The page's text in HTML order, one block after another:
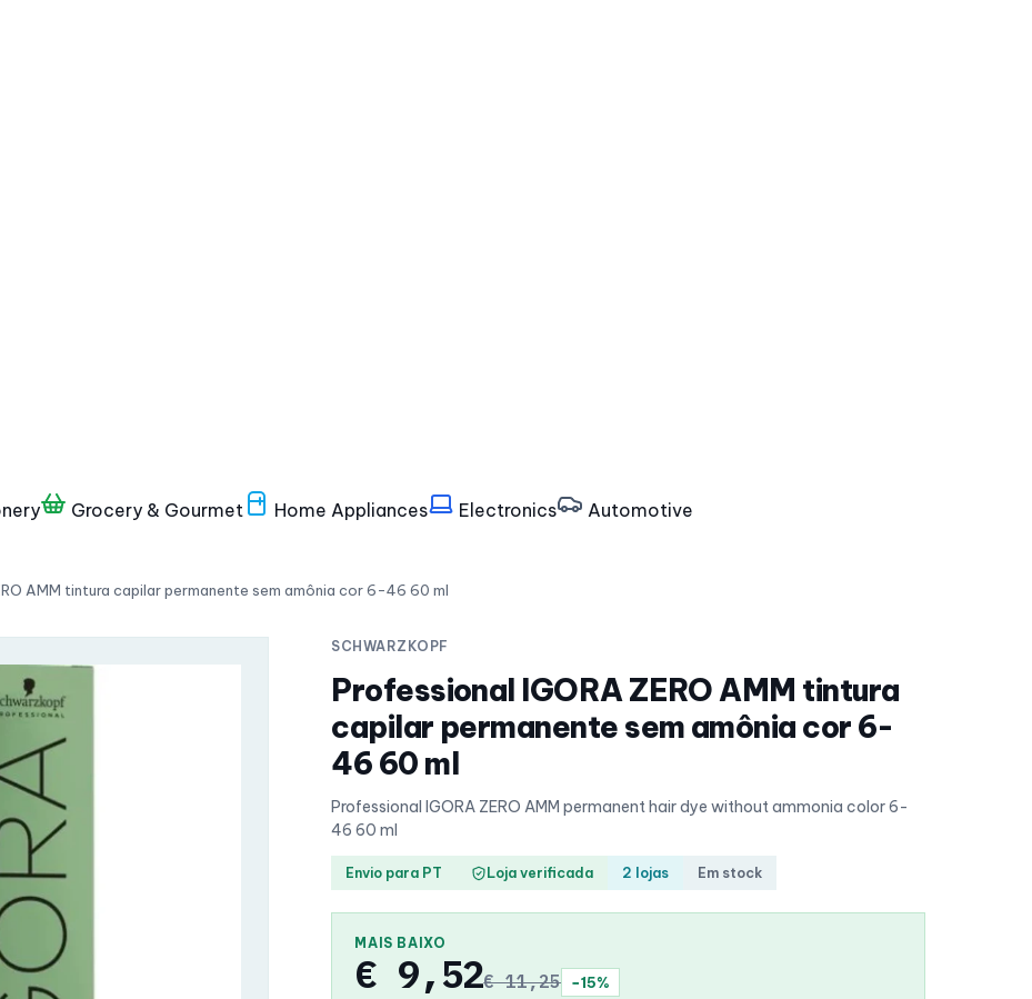
Grocery & Gourmet Home Appliances Electronics
Automotive
AMM tintura capilar permanente sem amônia cor 6-46 60 ml
SCHWARZKOPF
Professional IGORA ZERO AMM tintura
capilar permanente sem amônia cor 6-
46 60 ml
Professional IGORA ZERO AMM permanent hair dye without ammonia color 6-
46 60 ml
Envio para PT Loja verificada 2 lojas Em stock
MAIS BAIXO
€ 9,52€ 11,25
−15%